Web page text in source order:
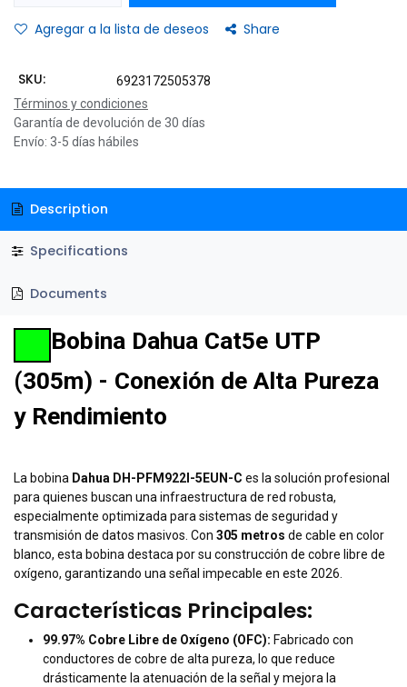
Agregar a la lista de deseos Share
SKU:
6923172505378
Términos y condiciones
Garantía de devolución de 30 días
Envío: 3-5 días hábiles
Description
Specifications
Documents
Bobina Dahua Cat5e UTP
(305m) - Conexión de Alta Pureza
y Rendimiento
La bobina Dahua DH-PFM922I-5EUN-C es la solución profesional
para quienes buscan una infraestructura de red robusta,
especialmente optimizada para sistemas de seguridad y
transmisión de datos masivos. Con 305 metros de cable en color
blanco, esta bobina destaca por su construcción de cobre libre de
oxígeno, garantizando una señal impecable en este 2026.
Características Principales:
99.97% Cobre Libre de Oxígeno (OFC): Fabricado con
conductores de cobre de alta pureza, lo que reduce
drásticamente la atenuación de la señal y mejora la